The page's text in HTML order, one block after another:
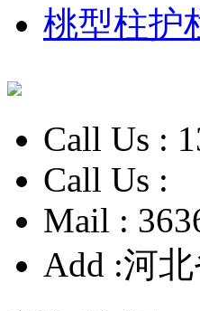
桃型柱护
Call Us :
Call Us :
Mail :
Add :河